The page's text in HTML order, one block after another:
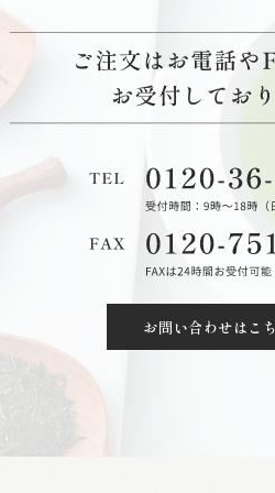
お問い合わせはこ